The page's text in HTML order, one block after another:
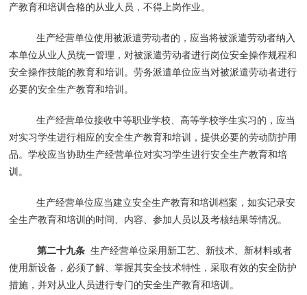
产教育和培训合格的从业人员，不得上岗作业。
生产经营单位使用被派遣劳动者的，应当将被派遣劳动者纳入
本单位从业人员统一管理，对被派遣劳动者进行岗位安全操作规程和
安全操作技能的教育和培训。劳务派遣单位应当对被派遣劳动者进行
必要的安全生产教育和培训。
生产经营单位接收中等职业学校、高等学校学生实习的，应当
对实习学生进行相应的安全生产教育和培训，提供必要的劳动防护用
品。学校应当协助生产经营单位对实习学生进行安全生产教育和培
训。
生产经营单位应当建立安全生产教育和培训档案，如实记录安
全生产教育和培训的时间、内容、参加人员以及考核结果等情况。
第二十九条生产经营单位采用新工艺、新技术、新材料或者
使用新设备，必须了解、掌握其安全技术特性，采取有效的安全防护
措施，并对从业人员进行专门的安全生产教育和培训。